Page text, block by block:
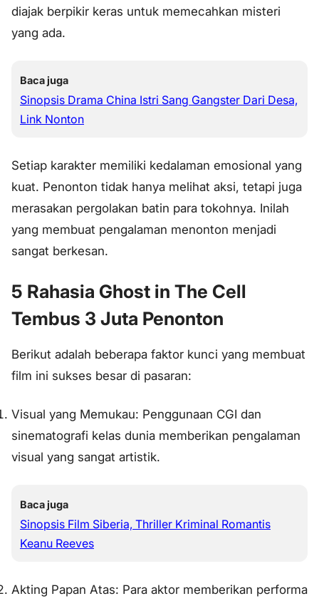
diajak berpikir keras untuk memecahkan misteri
yang ada.
Baca juga
Sinopsis Drama China Istri Sang Gangster Dari Desa,
Link Nonton
Setiap karakter memiliki kedalaman emosional yang
kuat. Penonton tidak hanya melihat aksi, tetapi juga
merasakan pergolakan batin para tokohnya. Inilah
yang membuat pengalaman menonton menjadi
sangat berkesan.
5 Rahasia Ghost in The Cell
Tembus 3 Juta Penonton
Berikut adalah beberapa faktor kunci yang membuat
film ini sukses besar di pasaran:
Visual yang Memukau: Penggunaan CGI dan
sinematografi kelas dunia memberikan pengalaman
visual yang sangat artistik.
Baca juga
Sinopsis Film Siberia, Thriller Kriminal Romantis
Keanu Reeves
Akting Papan Atas: Para aktor memberikan performa